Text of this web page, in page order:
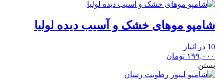
شامپو موهای خشک و آسیب دیده لولیا
10 در انبار
۱۹۹,۰۰۰ تومان
بستن